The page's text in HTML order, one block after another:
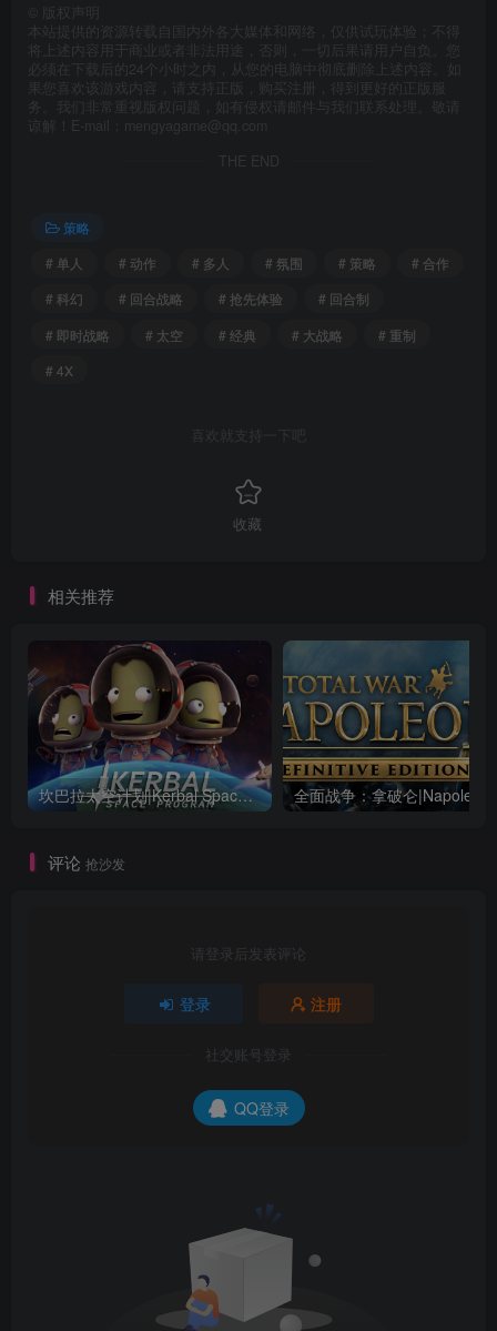
版权声明
本站提供的资源转载自国内外各大媒体和网络，仅供试玩体验；不得
将上述内容用于商业或者非法用途，否则，一切后果请用户自负。您
必须在下载后的24个小时之内，从您的电脑中彻底删除上述内容。如
果您喜欢该游戏内容，请支持正版，购买注册，得到更好的正版服
务。我们非常重视版权问题，如有侵权请邮件与我们联系处理。敬请
谅解！E-mail：mengyagame@qq.com
THE END
策略
# 单人
# 动作 # 多人 # 氛围 # 策略
# 合作
# 科幻
# 回合战略 # 抢先体验
# 回合制
# 即时战略
# 太空 # 经典 # 大战略
# 重制
# 4X
喜欢就支持一下吧
收藏
相关推荐
坎巴拉太空计划|Kerbal Space Program|1.12.5.3190|整合全DLC
评论 抢沙发
请登录后发表评论
登录 注册
社交账号登录
QQ登录